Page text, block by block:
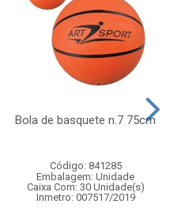
Bola de basquete n.7 75cm
Código: 841285
Embalagem: Unidade
Caixa Com: 30 Unidade(s)
Inmetro: 007517/2019